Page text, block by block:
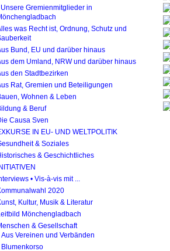
Unsere Gremienmitglieder in
was Recht ist, Ordnung, Schutz und
Bund, EU und darüber hinaus
dem Umland, NRW und darüber hinaus
den Stadtbezirken
Rat, Gremien und Beteiligungen
Wohnen & Leben
& Beruf
Causa Sven
IN EU- UND WELTPOLITIK
& Soziales
& Geschichtliches
INITIATIVEN
• Vis-à-vis mit ...
2020
Kultur, Musik & Literatur
Leitbild Mönchengladbach
& Gesellschaft
Aus Vereinen und Verbänden
Blumenkorso